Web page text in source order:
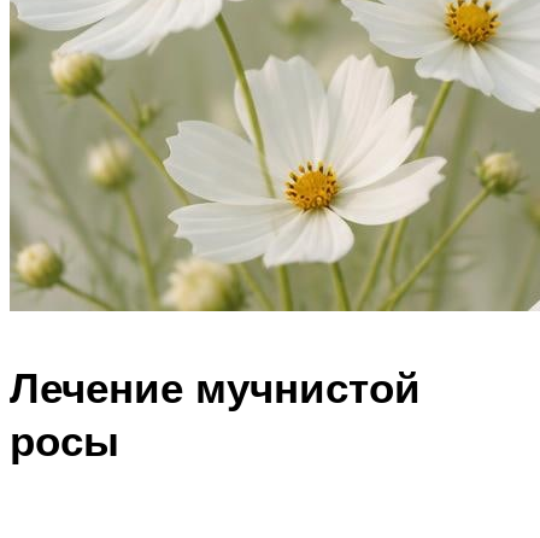
Лечение мучнистой
росы